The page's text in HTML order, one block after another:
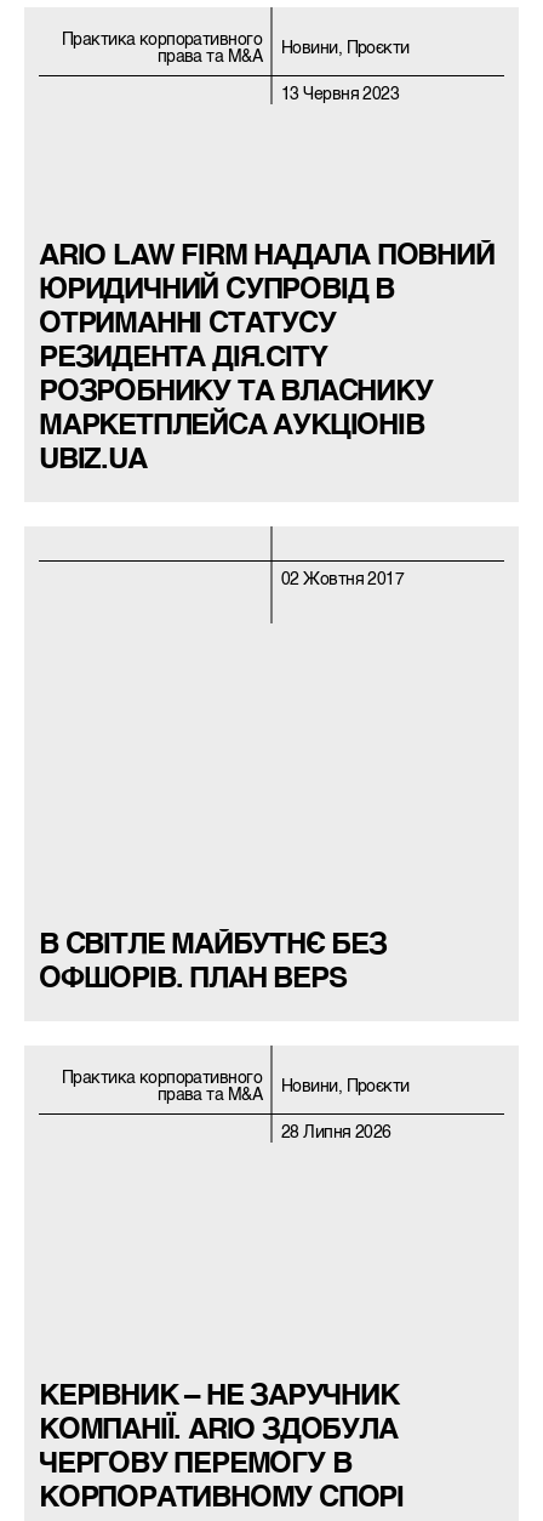
Практика корпоративного
права та M&A
Новини, Проєкти
13 Червня 2023
ARIO LAW FIRM НАДАЛА ПОВНИЙ
ЮРИДИЧНИЙ СУПРОВІД В
ОТРИМАННІ СТАТУСУ
РЕЗИДЕНТА ДІЯ.CITY
РОЗРОБНИКУ ТА ВЛАСНИКУ
МАРКЕТПЛЕЙСА АУКЦІОНІВ
UBIZ.UA
02 Жовтня 2017
В СВІТЛЕ МАЙБУТНЄ БЕЗ
ОФШОРІВ. ПЛАН BEPS
Практика корпоративного
права та M&A
Новини, Проєкти
28 Липня 2026
КЕРІВНИК – НЕ ЗАРУЧНИК
КОМПАНІЇ. ARIO ЗДОБУЛА
ЧЕРГОВУ ПЕРЕМОГУ В
КОРПОРАТИВНОМУ СПОРІ